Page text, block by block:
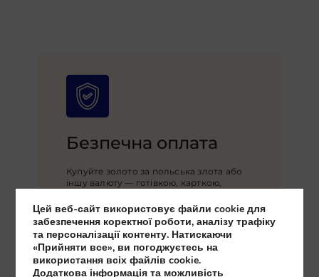
Безпечна оплата
Купуйте золото за польська злота або
іншу валюту — готівкою, карткою,
та надійно. Хочете обговорити умови?
Зв’яжіться з нами!
Цей веб-сайт використовує файли cookie для
забезпечення коректної роботи, аналізу трафіку
та персоналізації контенту. Натискаючи
«Прийняти все», ви погоджуєтесь на
використання всіх файлів cookie.
Додаткова інформація та можливість